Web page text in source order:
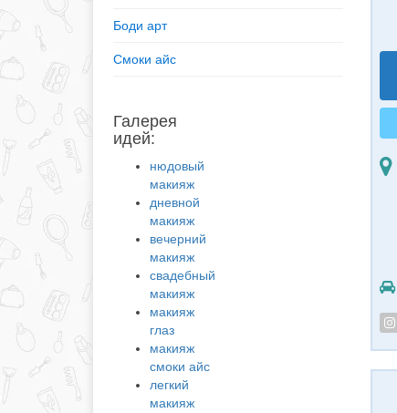
Боди арт
Смоки айс
Галерея
идей:
нюдовый
макияж
дневной
макияж
вечерний
макияж
свадебный
макияж
макияж
глаз
макияж
смоки айс
легкий
макияж